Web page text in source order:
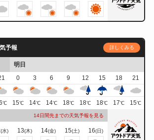
予報 詳しくみる
明日
0 3 6 9 12 15 18
21
℃ 15℃ 14℃ 14℃ 18℃ 18℃ 18℃ 17℃ 15℃
14日間先までの天気予報を見る
(水) 13(木) 14(金) 15(土) 16(日)